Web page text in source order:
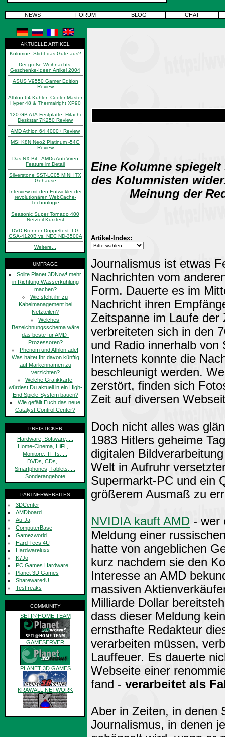
NEWS FORUM BLOG CHAT
AKTUELLE ARTIKEL
Kolumne: Stirbt das Gute aus?
Der große Weihnachts-
Geschenke-Ideen Artikel 2004
ASUS V9550 Gamer Edition
Review
Athlon 64 Kühler: Cooler Master
Hyper 48 & Thermalright XP90
120 GB ATA-Festplatte: Hitachi
Deskstar 7K250 Review
AMD Athlon 64 4000+ Review
MSI K8N Neo2 Platinum -54G
Review
Das NX Bit - AMDs Anti-Viren
Feature im Detail
Silverstone SST-LC05 MINI ITX
Gehäuse
Interview mit den Entwickler der
revolutionären WebCache-
Technologie
Seasonic Super Tornado 400
Netzteil Kurztest
DVD-Brenner Doppeltest: LG
GSA-4120B vs. NEC ND-3500A
Weitere...
UMFRAGE
Sollte Planet 3DNow! mehr
in Richtung Wasserkühlung
machen?
Wie steht ihr zu
Kabelmanagement bei
Netzteilen?
Welches
Bezeichnungsschema wäre
das beste für AMD-
Prozessoren?
Phenom und Athlon ade!
Was haltet Ihr davon künftig
auf Markennamen zu
verzichten?
Welche Grafikkarte
würdest Du aktuell in ein High-
End Spiele-System bauen?
Wie gefällt Euch das neue
Catalyst Control Center?
PREISTICKER
Hardware, Software, ...
Home-Cinema, HiFi ,...
Monitore, TFTs, ...
DVDs, CDs, ...
Smartphones, Tablets, ...
Sonderangebote
PARTNERWEBSITES
3DCenter
AMDboard
Au-Ja
ComputerBase
Gamezworld
Hard Tecs 4U
Hardwareluxx
K7Jo
PC Games Hardware
Planet 3D Games
Shareware4U
Testfreaks
COMMUNITY
SETI@HOME TEAM
GAMESERVER
PLANET 3D GAMES
KRAWALL NETWORK
Eine Kolumne
des Kolumnisten
Meinung der
Artikel-Index:
Journalismus ist etwas
Nachrichten vom
Form. Dauerte es im
Nachricht ihren
Zeitspanne im Laufe der
verbreiteten sich in den
und Radio innerhalb
Internets konnte die
beschleunigt werden.
zerstört, finden sich
Zeit auf diversen
Doch nicht alles was
1983 Hitlers geheime
digitalen
Welt in Aufruhr
Supermarkt-PC und ein
größerem Ausmaß zu
NVIDIA kauft AMD - wer
Meldung einer
hatte von angeblichen
kurz nachdem sie den
Interesse an AMD
massiven
Milliarde Dollar
dass dieser Meldung
ernsthafte Redakteur
verarbeiten müssen,
Lauffeuer. Es dauerte
Webseite einer
fand - verarbeitet als
Aber in Zeiten, in denen
Journalismus, in denen